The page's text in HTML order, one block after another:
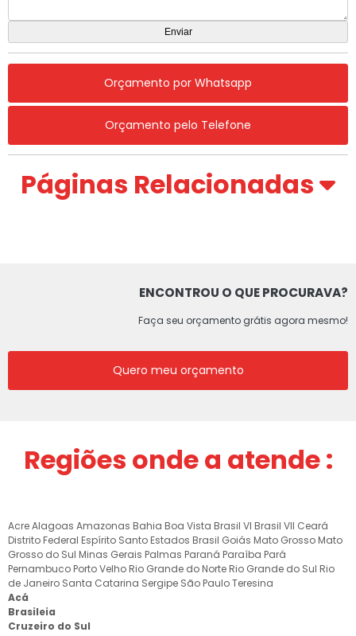
Orçamento por Whatsapp
Orçamento pelo Telefone
Páginas Relacionadas
ENCONTROU O QUE PROCURAVA?
Faça seu orçamento grátis agora mesmo!
Quero meu orçamento
Regiões onde a atende :
AcreAlagoas Amazonas Bahia Boa Vista Brasil VI Brasil VII Ceará
Distrito Federal Espírito Santo Estados Brasil Goiás Mato Grosso Mato
Grosso do Sul Minas Gerais Palmas Paraná Paraíba Pará
Pernambuco Porto Velho Rio Grande do Norte Rio Grande do Sul Rio
de Janeiro Santa Catarina Sergipe São PauloTeresina
Acá
Brasileia
Cruzeiro do Sul